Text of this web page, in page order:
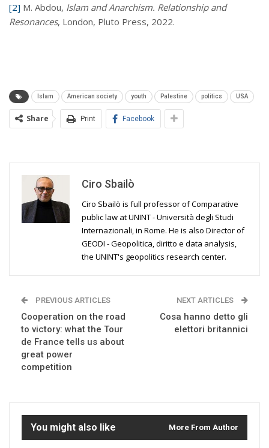
[2] M. Abdou, Islam and Anarchism. Relationship and
Resonances, London, Pluto Press, 2022.
Islam American society youth Palestine politics USA
Share Print Facebook
Ciro Sbailò
Ciro Sbailò is full professor of Comparative
public law at UNINT - Università degli Studi
Internazionali, in Rome. He is also Director of
GEODI - Geopolitica, diritto e data analysis,
the UNINT's geopolitics research center.
PREVIOUS ARTICLES
Cooperation on the road
to victory: what the Tour
de France tells us about
great power
competition
NEXT ARTICLES
Cosa hanno detto gli
elettori britannici
You might also like More From Author